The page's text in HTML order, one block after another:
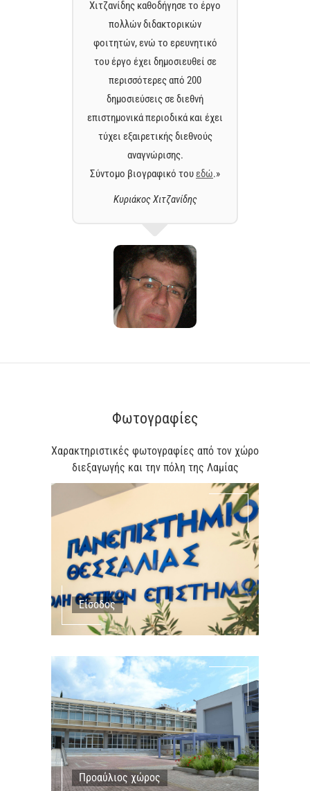
Χιτζανίδης καθοδήγησε το έργο
πολλών διδακτορικών
φοιτητών, ενώ το ερευνητικό
του έργο έχει δημοσιευθεί σε
περισσότερες από 200
δημοσιεύσεις σε διεθνή
επιστημονικά περιοδικά και έχει
τύχει εξαιρετικής διεθνούς
αναγνώρισης.
Σύντομο βιογραφικό τουεδώ.»
Κυριάκος Χιτζανίδης
Φωτογραφίες
Χαρακτηριστικές φωτογραφίες από τον χώρο
διεξαγωγής και την πόλη της Λαμίας
Είσοδος
Προαύλιος χώρος